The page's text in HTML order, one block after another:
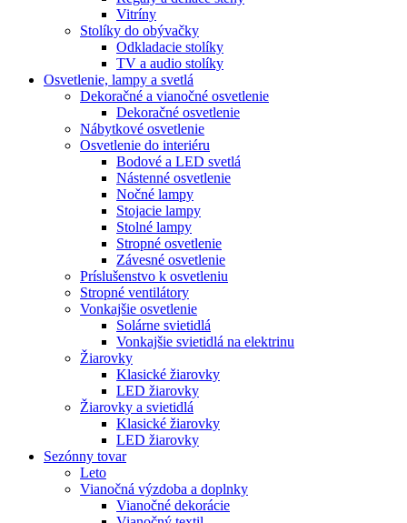
Vitríny
Stolíky do obývačky
Odkladacie stolíky
TV a audio stolíky
Osvetlenie, lampy a svetlá
Dekoračné a vianočné osvetlenie
Dekoračné osvetlenie
Nábytkové osvetlenie
Osvetlenie do interiéru
Bodové a LED svetlá
Nástenné osvetlenie
Nočné lampy
Stojacie lampy
Stolné lampy
Stropné osvetlenie
Závesné osvetlenie
Príslušenstvo k osvetleniu
Stropné ventilátory
Vonkajšie osvetlenie
Solárne svietidlá
Vonkajšie svietidlá na elektrinu
Žiarovky
Klasické žiarovky
LED žiarovky
Žiarovky a svietidlá
Klasické žiarovky
LED žiarovky
Sezónny tovar
Leto
Vianočná výzdoba a doplnky
Vianočné dekorácie